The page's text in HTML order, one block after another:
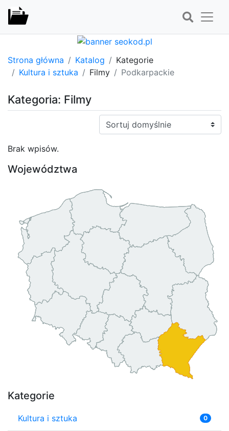
Strona główna Katalog
Kategorie
Kultura i sztuka
Filmy Podkarpackie
Kategoria: Filmy
Sortuj:
Brak wpisów.
Województwa
Kategorie
Kultura i sztuka 0